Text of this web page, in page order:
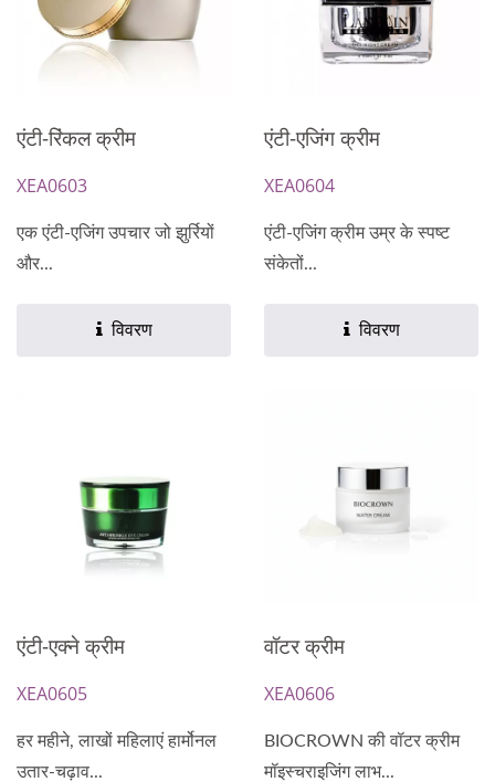
एंटी-रिंकल क्रीम
XEA0603
एक एंटी-एजिंग उपचार जो झुर्रियों
और...
विवरण
एंटी-एजिंग क्रीम
XEA0604
एंटी-एजिंग क्रीम उम्र के स्पष्ट
संकेतों...
विवरण
एंटी-एक्ने क्रीम
XEA0605
हर महीने, लाखों महिलाएं हार्मोनल
उतार-चढ़ाव...
वॉटर क्रीम
XEA0606
BIOCROWN की वॉटर क्रीम
मॉइस्चराइजिंग लाभ...